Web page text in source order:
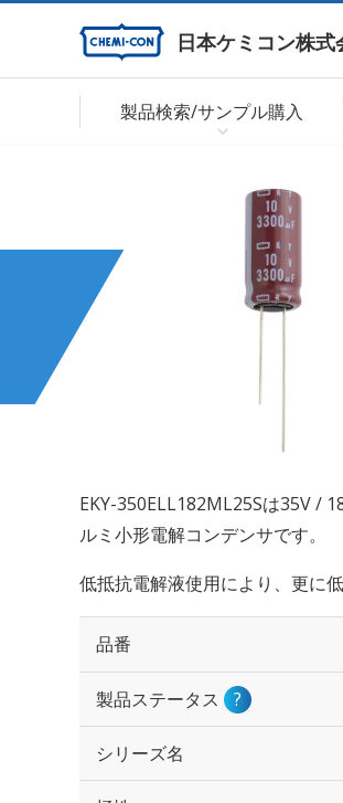
日本ケミコン株式
製品検索/サンプル購入
EKY-350ELL182ML25Sは35V /
ルミ小形電解コンデンサです。
低抵抗電解液使用により、更に
品番
製品ステータス ?
シリーズ名